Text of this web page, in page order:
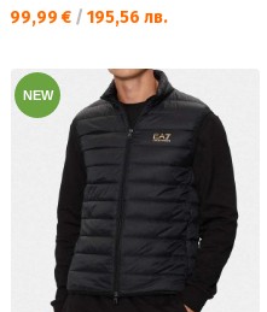
Текуща цена:
99,99 € / 195,56 лв.
NEW